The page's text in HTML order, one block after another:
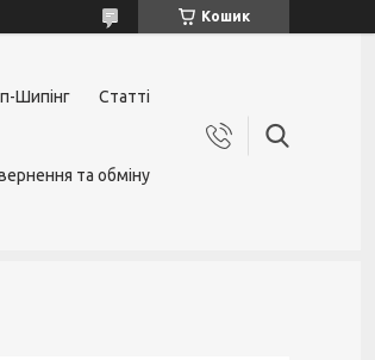
Кошик
Шипінг Статті
та обміну